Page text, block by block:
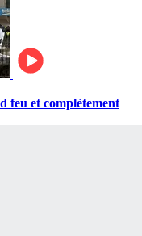
feu et complètement